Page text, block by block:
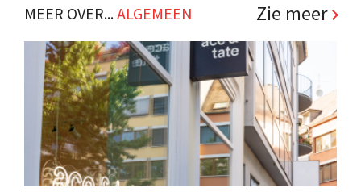
MEER OVER...ALGEMEEN Zie meer